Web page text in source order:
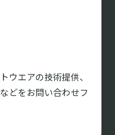
ウエアの技術提供、
どをお問い合わせフ